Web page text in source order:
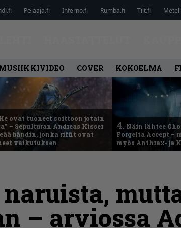
Pelaaja.fi Inferno.fi Rumba.fi Tilt.fi
COVER KOKOELMA
ovat tuoneet soittoon jotain
– Sepulturan Andreas Kisser
bändin, jonka riffit ovat
vaikutuksen
4. Näin lähtee
Forgelta Accept –
myös Anthrax- ja
– arviossa